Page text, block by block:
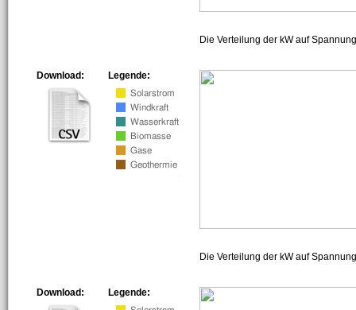
Die Verteilung der kW auf
Legende:
Download:
Die Verteilung der kW auf
Legende:
Download: